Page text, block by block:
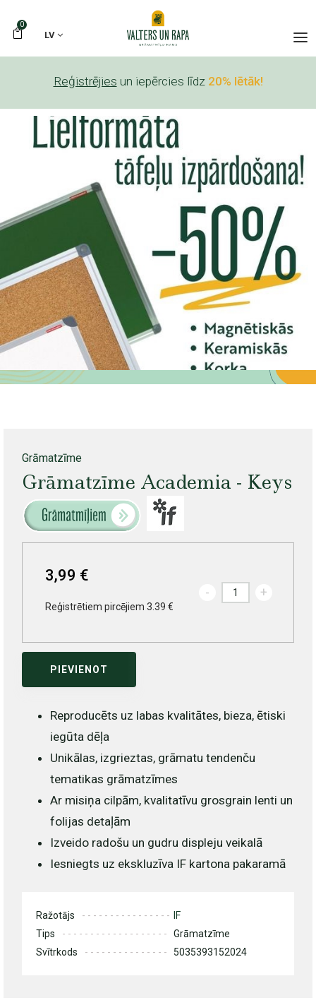
0
LV
Reģistrējies un iepērcies līdz 20% lētāk!
Grāmatzīme
Grāmatzīme Academia - Keys
3,99 €
Reģistrētiem pircējiem 3.39 €
- +
PIEVIENOT
Reproducēts uz labas kvalitātes, bieza, ētiski
iegūta dēļa
Unikālas, izgrieztas, grāmatu tendenču
tematikas grāmatzīmes
Ar misiņa cilpām, kvalitatīvu grosgrain lenti un
folijas detaļām
Izveido radošu un gudru displeju veikalā
Iesniegts uz ekskluzīva IF kartona pakaramā
Ražotājs
IF
Tips
Grāmatzīme
Svītrkods
5035393152024